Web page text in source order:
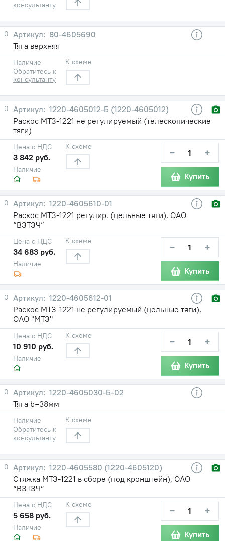
консультанту
0
80-4605690
Тяга верхняя
Наличие
Обратитесь к
консультанту
К схеме
0
1220-4605012-Б (1220-4605012)
Раскос МТЗ-1221 не регулируемый (телескопические
тяги)
Наличие
Цена с НДС
3 842 руб.
К схеме − +
Купить
0
1220-4605610-01
Раскос МТЗ-1221 регулир. (цельные тяги), ОАО
“ВЗТЗЧ”
Наличие
Цена с НДС
34 683 руб.
К схеме − +
Купить
0
1220-4605612-01
Раскос МТЗ-1221 не регулируемый (цельные тяги),
ОАО "МТЗ"
Наличие
Цена с НДС
10 910 руб.
К схеме − +
Купить
0
1220-4605030-Б-02
Тяга b=38мм
Наличие
Обратитесь к
консультанту
К схеме
0
1220-4605580 (1220-4605120)
Стяжка МТЗ-1221 в сборе (под кронштейн), ОАО
“ВЗТЗЧ”
Наличие
Цена с НДС
5 658 руб.
К схеме − +
Купить